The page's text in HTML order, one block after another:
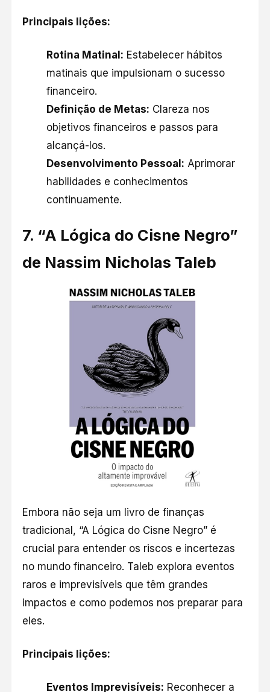
Principais lições:
Rotina Matinal: Estabelecer hábitos
matinais que impulsionam o sucesso
financeiro.​
Definição de Metas: Clareza nos
objetivos financeiros e passos para
alcançá-los.​
Desenvolvimento Pessoal: Aprimorar
habilidades e conhecimentos
continuamente.​
7. “A Lógica do Cisne Negro”
de Nassim Nicholas Taleb
Embora não seja um livro de finanças
tradicional, “A Lógica do Cisne Negro” é
crucial para entender os riscos e incertezas
no mundo financeiro. Taleb explora eventos
raros e imprevisíveis que têm grandes
impactos e como podemos nos preparar para
eles.​
Principais lições:
Eventos Imprevisíveis: Reconhecer a